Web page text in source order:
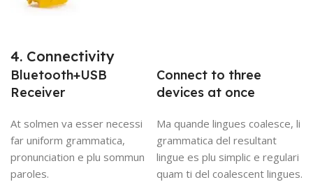
4. Connectivity
Bluetooth+USB
Receiver
At solmen va esser necessi
far uniform grammatica,
pronunciation e plu sommun
paroles.
Connect to three
devices at once
Ma quande lingues coalesce, li
grammatica del resultant
lingue es plu simplic e regulari
quam ti del coalescent lingues.